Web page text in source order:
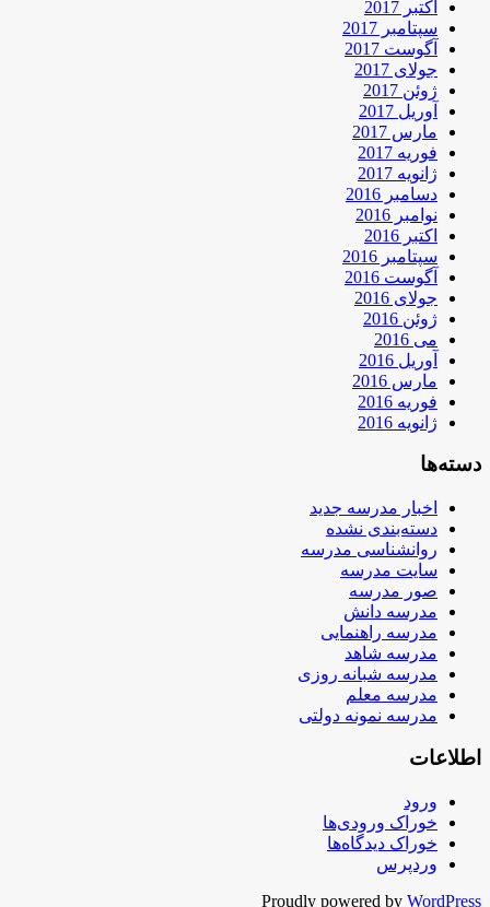
اکتبر 2017
سپتامبر 2017
آگوست 2017
جولای 2017
ژوئن 2017
آوریل 2017
مارس 2017
فوریه 2017
ژانویه 2017
دسامبر 2016
نوامبر 2016
اکتبر 2016
سپتامبر 2016
آگوست 2016
جولای 2016
ژوئن 2016
می 2016
آوریل 2016
مارس 2016
فوریه 2016
ژانویه 2016
دسته‌ها
اخبار مدرسه جدید
دسته‌بندی نشده
روانشناسی مدرسه
سایت مدرسه
صور مدرسه
مدرسه دانش
مدرسه راهنمایی
مدرسه شاهد
مدرسه شبانه روزی
مدرسه معلم
مدرسه نمونه دولتی
اطلاعات
ورود
خوراک ورودی‌ها
خوراک دیدگاه‌ها
وردپرس
Proudly powered by WordPress